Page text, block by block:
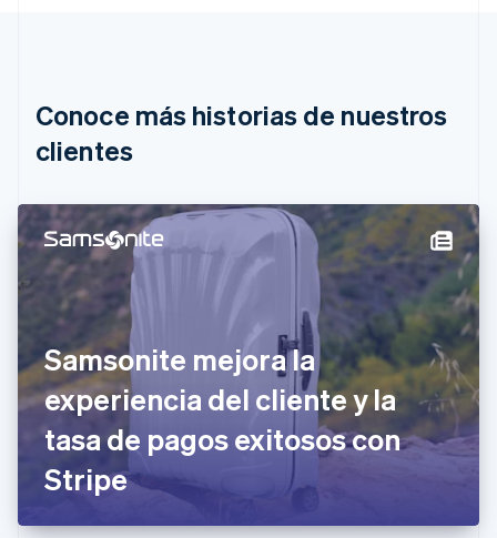
Conoce más historias de nuestros
clientes
Samsonite mejora la
experiencia del cliente y la
tasa de pagos exitosos con
Stripe
Bulgaria
English
Canadá
China continental
简体中文English
Chipre
English
Croacia
English Italiano
Dinamarca
English
Emiratos Árabes Unidos
English
Eslovaquia
Eslovenia
España